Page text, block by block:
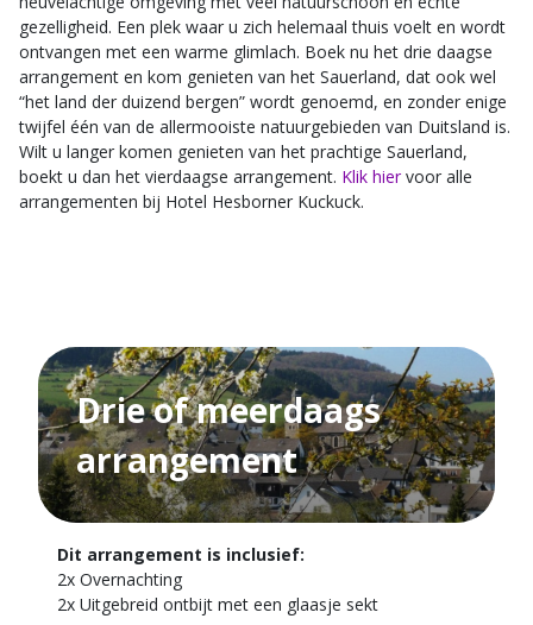
gezelligheid. Een plek waar u zich helemaal thuis voelt en wordt
ontvangen met een warme glimlach. Boek nu het drie daagse
arrangement en kom genieten van het Sauerland, dat ook wel
“het land der duizend bergen” wordt genoemd, en zonder enige
twijfel één van de allermooiste natuurgebieden van Duitsland is.
Wilt u langer komen genieten van het prachtige Sauerland,
boekt u dan het vierdaagse arrangement. Klik hiervoor alle
arrangementen bij Hotel Hesborner Kuckuck.
Drie of meerdaags
arrangement
Dit arrangement is inclusief:
2x Overnachting
2x Uitgebreid ontbijt met een glaasje sekt